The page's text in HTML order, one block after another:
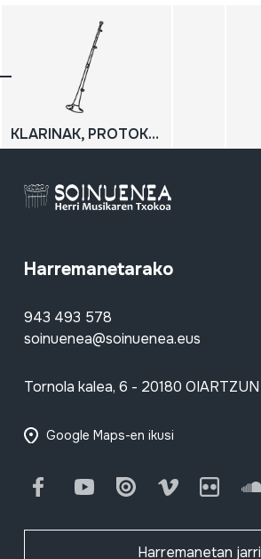
KLARINAK, PROTOKOLO KORNETAK
Harremanetarako
943 493 578
soinuenea@soinuenea.eus
Tornola kalea, 6 - 20180 OIARTZUN
Google Maps-en ikusi
FacebookYoutube Issuu Vimeo Flickr
Harremanetan jarri